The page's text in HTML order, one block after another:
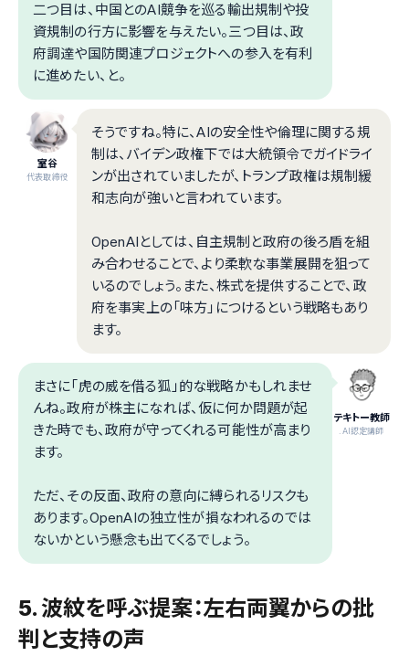
二つ目は、中国とのAI競争を巡る輸出規制や投
資規制の行方に影響を与えたい。三つ目は、政
府調達や国防関連プロジェクトへの参入を有利
に進めたい、と。
室谷
代表取締役
そうですね。特に、AIの安全性や倫理に関する規
制は、バイデン政権下では大統領令でガイドライ
ンが出されていましたが、トランプ政権は規制緩
和志向が強いと言われています。
OpenAIとしては、自主規制と政府の後ろ盾を組
み合わせることで、より柔軟な事業展開を狙って
いるのでしょう。また、株式を提供することで、政
府を事実上の「味方」につけるという戦略もあり
ます。
テキトー教師
.AI認定講師
まさに「虎の威を借る狐」的な戦略かもしれませ
んね。政府が株主になれば、仮に何か問題が起
きた時でも、政府が守ってくれる可能性が高まり
ます。
ただ、その反面、政府の意向に縛られるリスクも
あります。OpenAIの独立性が損なわれるのでは
ないかという懸念も出てくるでしょう。
5. 波紋を呼ぶ提案：左右両翼からの批
判と支持の声